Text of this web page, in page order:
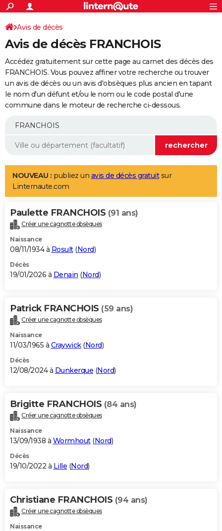
ACTUALITÉS
Politique
Société
Faits Divers
Education
Monde
Villes
+
SPORT
Coupe du monde 2026
Football
Tennis
Cyclisme
Rugby
Forum
Programme TV
TNT
Streaming
Cinéma
Sorties cinéma
Musique
+
FINANCE
Impôts
Immobilier
Risques naturels par ville
Banque
Assurance
Crédit
AUTO
Essais
Réserver un essai
Citadines
Berlines
SUV
Forum auto
+
Mobiles
Meilleur smartphone
Internet
Ordinateurs
Jeux vidéo
Guide high-tech
Aménagement intérieur
LIFESTYLE
Art de vivre
Bien-être
Loisirs
Mode
Modes de vie
Alimentation
Guide de la santé
Maladies
Médicaments
Sommeil
VOYAGE
Destinations
City break
Voyage nature
Voyage de noces
Forum
Climat
+PHOTO
GUIDES D'ACHAT
BONS PLANS
Carte de Noël
Carte Bonne année
Carte Saint-Valentin
Carte Pâques
Carte d'anniversaire
DICTIONNAIRE
Dictionnaire
Biographies
Citations
Expressions
Proverbes
PROGRAMME TV
S'inscrire
Se connecter
Lycées
Collèges
Primaires
Universités
Entreprises
Service militaire
Avis de recherche
AVIS DE DÉCÈS
Bricolage
Lifestyle
Culture
Sport
Auto
Television
Voyage
Cinema
Avis de décès
Avis de décès FRANCHOIS
Accédez gratuitement sur cette page au carnet des décès des
FRANCHOIS. Vous pouvez affiner votre recherche ou trouver
un avis de décès ou un avis d'obsèques plus ancien en tapant
le nom d'un défunt et/ou le nom ou le code postal d'une
commune dans le moteur de recherche ci-dessous.
NOUVEAU : publiez un avis de décès gratuitsur
Linternaute.com
Paulette FRANCHOIS (91 ans)
Créer une cagnotte obsèques
Naissance
08/11/1934 à Rosult(Nord)
Décès
19/01/2026 à Denain (Nord)
Patrick FRANCHOIS (59 ans)
Créer une cagnotte obsèques
Naissance
11/03/1965 à Craywick(Nord)
Décès
12/08/2024 à Dunkerque (Nord)
Brigitte FRANCHOIS (84 ans)
Créer une cagnotte obsèques
Naissance
13/09/1938 à Wormhout(Nord)
Décès
19/10/2022 à Lille (Nord)
Christiane FRANCHOIS (94 ans)
Créer une cagnotte obsèques
Naissance